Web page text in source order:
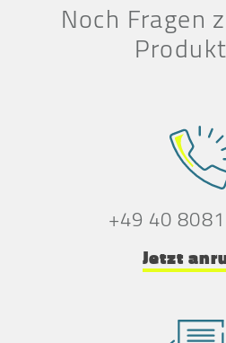
Noch Fragen
+49 40
Jetzt